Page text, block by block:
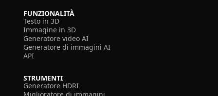
FUNZIONALITÀ
Testo in 3D
Immagine in 3D
Generatore video AI
Generatore di immagini AI
API
STRUMENTI
Generatore HDRI